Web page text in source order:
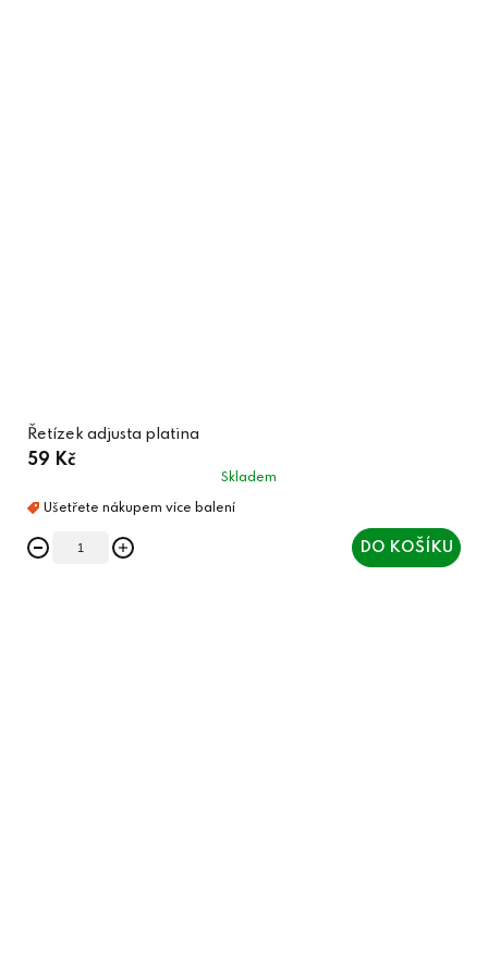
Řetízek adjusta platina
59 Kč
Skladem
DO KOŠÍKU